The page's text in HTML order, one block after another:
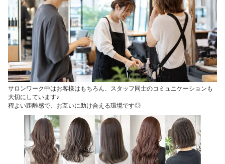
サロンワーク中はお客様はもちろん、スタッフ同士のコミュニケーションも
大切にしています♪
程よい距離感で、お互いに助け合える環境です◎